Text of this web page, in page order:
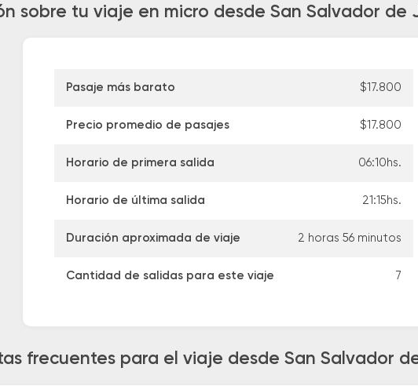
sobre tu viaje en micro desde San Salvador de
Pasaje más barato $17.800
Precio promedio de pasajes $17.800
Horario de primera salida 06:10hs.
Horario de última salida 21:15hs.
Duración aproximada de viaje 2 horas 56 minutos
Cantidad de salidas para este viaje 7
frecuentes para el viaje desde San Salvador